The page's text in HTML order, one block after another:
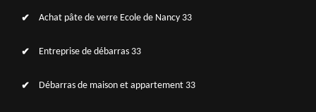
Achat pâte de verre Ecole de Nancy 33
Entreprise de débarras 33
Débarras de maison et appartement 33